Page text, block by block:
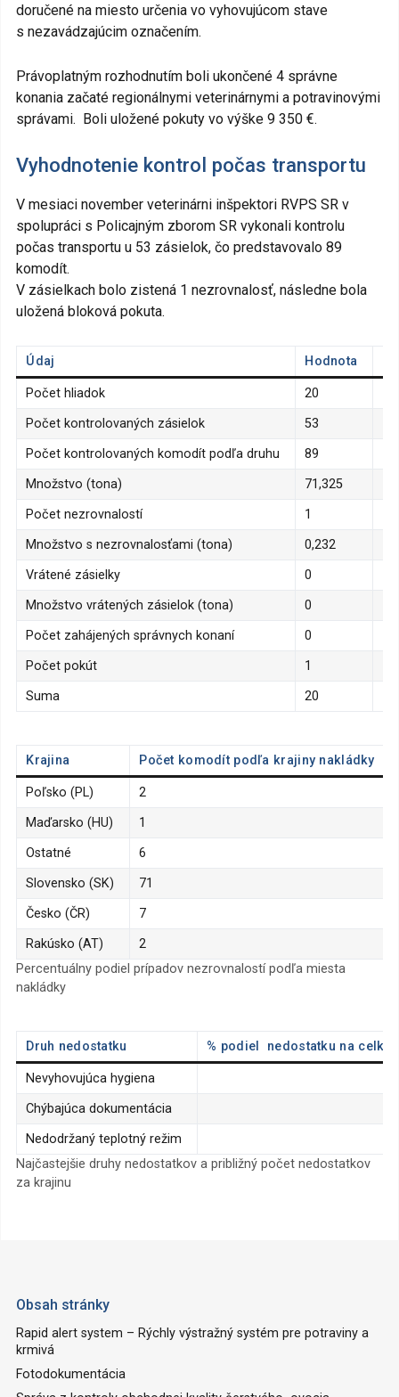
doručené na miesto určenia vo vyhovujúcom stave
s nezavádzajúcim označením.
Právoplatným rozhodnutím boli ukončené 4 správne
konania začaté regionálnymi veterinárnymi a potravinovými
správami. Boli uložené pokuty vo výške 9 350 €.
Vyhodnotenie kontrol počas transportu
V mesiaci november veterinárni inšpektori RVPS SR v
spolupráci s Policajným zborom SR vykonali kontrolu
počas transportu u 53 zásielok, čo predstavovalo 89
komodít.
V zásielkach bolo zistená 1 nezrovnalosť, následne bola
uložená bloková pokuta.
Údaj Hodnota
Počet hliadok
20
Počet kontrolovaných zásielok
53
Počet kontrolovaných komodít podľa druhu
89
Množstvo (tona)
71,325
Počet nezrovnalostí
1
Množstvo s nezrovnalosťami (tona)
0,232
Vrátené zásielky
0
Množstvo vrátených zásielok (tona)
0
Počet zahájených správnych konaní
0
Počet pokút
1
Suma
20
Krajina Počet komodít podľa krajiny nakládky
Poľsko (PL)
2
Maďarsko (HU)
1
Ostatné
6
Slovensko (SK)
71
Česko (ČR)
7
Rakúsko (AT)
2
Percentuálny podiel prípadov nezrovnalostí podľa miesta
nakládky
Druh nedostatku % podiel nedostatku na
Nevyhovujúca hygiena
Chýbajúca dokumentácia
Nedodržaný teplotný režim
Najčastejšie druhy nedostatkov a približný počet nedostatkov
za krajinu
Obsah stránky
Rapid alert system – Rýchly výstražný systém pre potraviny a
krmivá
Fotodokumentácia